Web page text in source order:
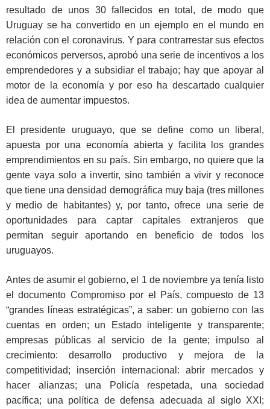
resultado de unos 30 fallecidos en total, de modo que
Uruguay se ha convertido en un ejemplo en el mundo en
relación con el coronavirus. Y para contrarrestar sus efectos
económicos perversos, aprobó una serie de incentivos a los
emprendedores y a subsidiar el trabajo; hay que apoyar al
motor de la economía y por eso ha descartado cualquier
idea de aumentar impuestos.
El presidente uruguayo, que se define como un liberal,
apuesta por una economía abierta y facilita los grandes
emprendimientos en su país. Sin embargo, no quiere que la
gente vaya solo a invertir, sino también a vivir y reconoce
que tiene una densidad demográfica muy baja (tres millones
y medio de habitantes) y, por tanto, ofrece una serie de
oportunidades para captar capitales extranjeros que
permitan seguir aportando en beneficio de todos los
uruguayos.
Antes de asumir el gobierno, el 1 de noviembre ya tenía listo
el documento Compromiso por el País, compuesto de 13
“grandes líneas estratégicas”, a saber: un gobierno con las
cuentas en orden; un Estado inteligente y transparente;
empresas públicas al servicio de la gente; impulso al
crecimiento: desarrollo productivo y mejora de la
competitividad; inserción internacional: abrir mercados y
hacer alianzas; una Policía respetada, una sociedad
pacífica; una política de defensa adecuada al siglo XXI;